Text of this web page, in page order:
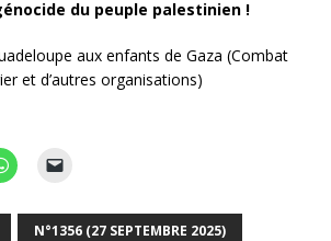
du peuple palestinien !
aux enfants de Gaza (Combat
et d’autres organisations)
N°1356 (27 SEPTEMBRE 2025)